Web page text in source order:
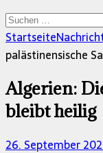
Suchen
nach:
Startseite
palästinensische
Algerien:
bleibt heilig
26. September